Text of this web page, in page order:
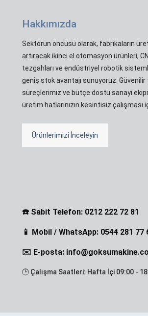
Hakkımızda
Sektörün öncüsü olarak, fabrikaların
artıracak ikinci el otomasyon ürünleri,
tezgahları ve endüstriyel robotik
geniş stok avantajı sunuyoruz. Güvenilir
süreçlerimiz ve bütçe dostu sanayi
üretim hatlarınızın kesintisiz çalışması
Ürünlerimizi İnceleyin
☎️ Sabit Telefon: 0212 222 72 81
📱 Mobil / WhatsApp: 0544 281 77
✉️ E-posta:
🕒 Çalışma Saatleri: Hafta İçi 09:00 -